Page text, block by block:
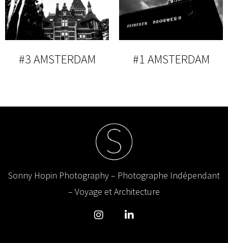
#3 AMSTERDAM #1 AMSTERDAM
Sonny Hopin Photography – Photographe Indépendant
– Voyage et Architecture